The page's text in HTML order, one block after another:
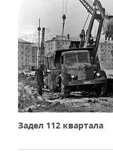
Задел 112 квартала